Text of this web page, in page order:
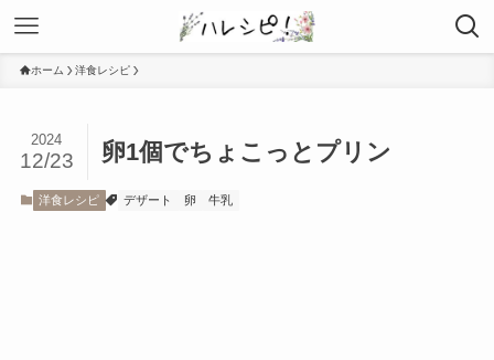
ホーム 洋食レシピ
卵1個でちょこっとプリン
2024
12/23
洋食レシピ デザート 卵 牛乳